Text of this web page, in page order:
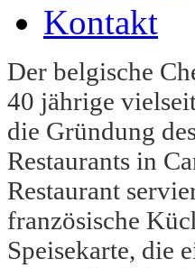
Kontakt
Der belgische
40 jährige
die Gründung
Restaurants in
Restaurant
französische
Speisekarte, die